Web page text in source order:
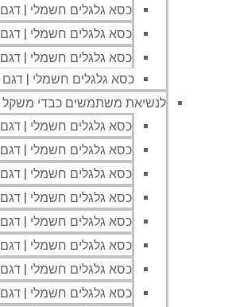
כסא גלגלים חשמלי | דגם DC07 | חברת JBH
כסא גלגלים חשמלי | דגם DC08 | חברת JBH
כסא גלגלים חשמלי | דגם DC09 | חברת JBH
כסא גלגלים חשמלי | דגם DC10 | חברת JBH
לנשיאת משתמשים כבדי משקל
כסא גלגלים חשמלי | דגם D17 | חברת JBH
כסא גלגלים חשמלי | דגם D36 | חברת JBH
כסא גלגלים חשמלי | דגם D29A | חברת JBH
כסא גלגלים חשמלי | דגם D26 | חברת JBH
כסא גלגלים חשמלי | דגם D09 | חברת JBH
כסא גלגלים חשמלי | דגם D10 | חברת JBH
כסא גלגלים חשמלי | דגם D11 | חברת JBH
כסא גלגלים חשמלי | דגם D11A | חברת JBH